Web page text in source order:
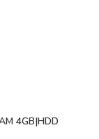
4GB|HDD